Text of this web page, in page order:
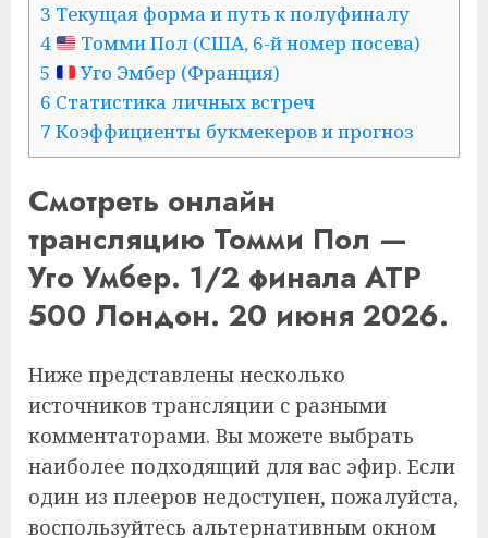
3 Текущая форма и путь к полуфиналу
4
Томми Пол (США, 6-й номер посева)
5
Уго Эмбер (Франция)
6 Статистика личных встреч
7 Коэффициенты букмекеров и прогноз
Смотреть онлайн
трансляцию Томми Пол —
Уго Умбер. 1/2 финала ATP
500 Лондон. 20 июня 2026.
Ниже представлены несколько
источников трансляции с разными
комментаторами. Вы можете выбрать
наиболее подходящий для вас эфир. Если
один из плееров недоступен, пожалуйста,
воспользуйтесь альтернативным окном